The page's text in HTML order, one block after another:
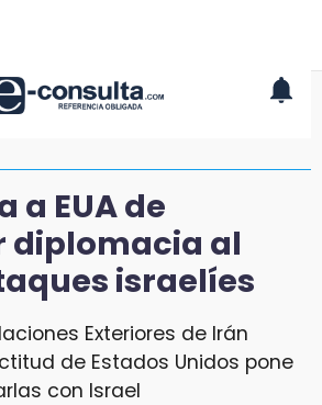
a EUA de
diplomacia al
israelíes
Exteriores de Irán
de Estados Unidos pone
con Israel